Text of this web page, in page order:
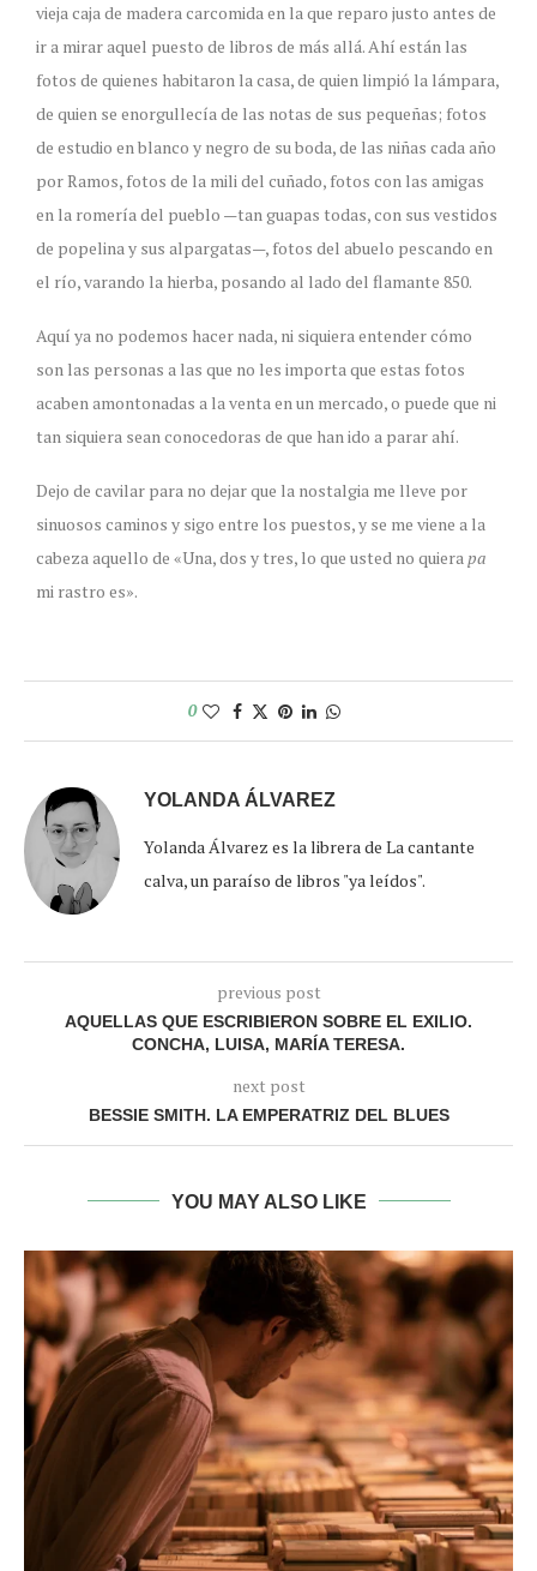
vieja caja de madera carcomida en la que reparo justo antes de
ir a mirar aquel puesto de libros de más allá. Ahí están las
fotos de quienes habitaron la casa, de quien limpió la lámpara,
de quien se enorgullecía de las notas de sus pequeñas; fotos
de estudio en blanco y negro de su boda, de las niñas cada año
por Ramos, fotos de la mili del cuñado, fotos con las amigas
en la romería del pueblo —tan guapas todas, con sus vestidos
de popelina y sus alpargatas—, fotos del abuelo pescando en
el río, varando la hierba, posando al lado del flamante 850.
Aquí ya no podemos hacer nada, ni siquiera entender cómo
son las personas a las que no les importa que estas fotos
acaben amontonadas a la venta en un mercado, o puede que ni
tan siquiera sean conocedoras de que han ido a parar ahí.
Dejo de cavilar para no dejar que la nostalgia me lleve por
sinuosos caminos y sigo entre los puestos, y se me viene a la
cabeza aquello de «Una, dos y tres, lo que usted no quiera pa
mi rastro es».
0
YOLANDA ÁLVAREZ
Yolanda Álvarez es la librera de La cantante
calva, un paraíso de libros "ya leídos".
previous post
AQUELLAS QUE ESCRIBIERON SOBRE EL EXILIO.
CONCHA, LUISA, MARÍA TERESA.
next post
BESSIE SMITH. LA EMPERATRIZ DEL BLUES
YOU MAY ALSO LIKE